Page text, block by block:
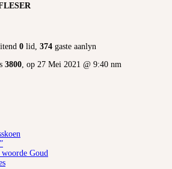
0 lid, 374 gaste aanlyn
3800 , op 27 Mei 2021 @ 9:40 nm
Goud